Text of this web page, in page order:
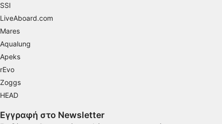
SSI
LiveAboard.com
Mares
Aqualung
Apeks
rEvo
Zoggs
HEAD
Εγγραφή στο Newsletter
Κατανόηση του κοινού μέσω στατιστικών
στοιχείων ή συνδυασμών δεδομένων από
διαφορετικές πηγές
επιλογή περιεχομένου
Ειδικά χαρακτηριστικά IAB:
Χρήση επακριβών δεδομένων
γεωεντοπισμού